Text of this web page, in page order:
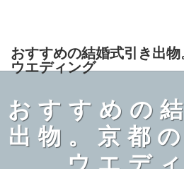
おすすめの結婚式引き出
ウエディング
おすすめの
出物。京都
ウエデ